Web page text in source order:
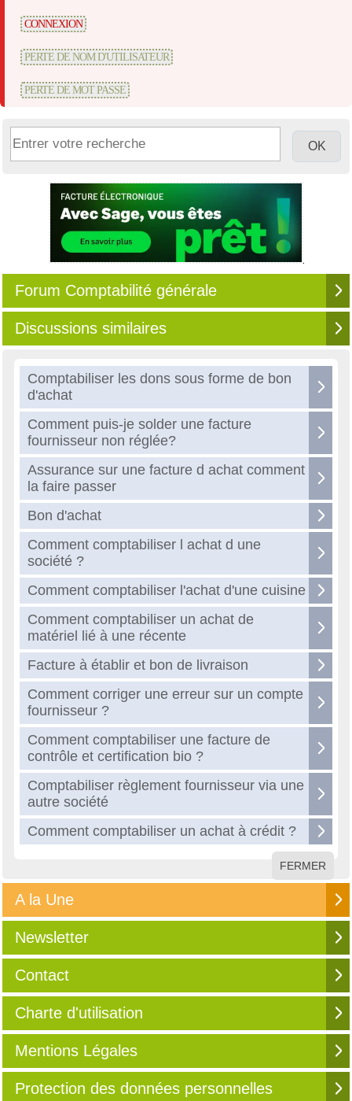
CONNEXION
PERTE DE NOM D'UTILISATEUR
PERTE DE MOT PASSE
Forum Comptabilité générale
Discussions similaires
Comptabiliser les dons sous forme de bon
d'achat
Comment puis-je solder une facture
fournisseur non réglée?
Assurance sur une facture d achat comment
la faire passer
Bon d'achat
Comment comptabiliser l achat d une
société ?
Comment comptabiliser l'achat d'une cuisine
Comment comptabiliser un achat de
matériel lié à une récente
Facture à établir et bon de livraison
Comment corriger une erreur sur un compte
fournisseur ?
Comment comptabiliser une facture de
contrôle et certification bio ?
Comptabiliser règlement fournisseur via une
autre société
Comment comptabiliser un achat à crédit ?
FERMER
A la Une
Newsletter
Contact
Charte d'utilisation
Mentions Légales
Protection des données personnelles